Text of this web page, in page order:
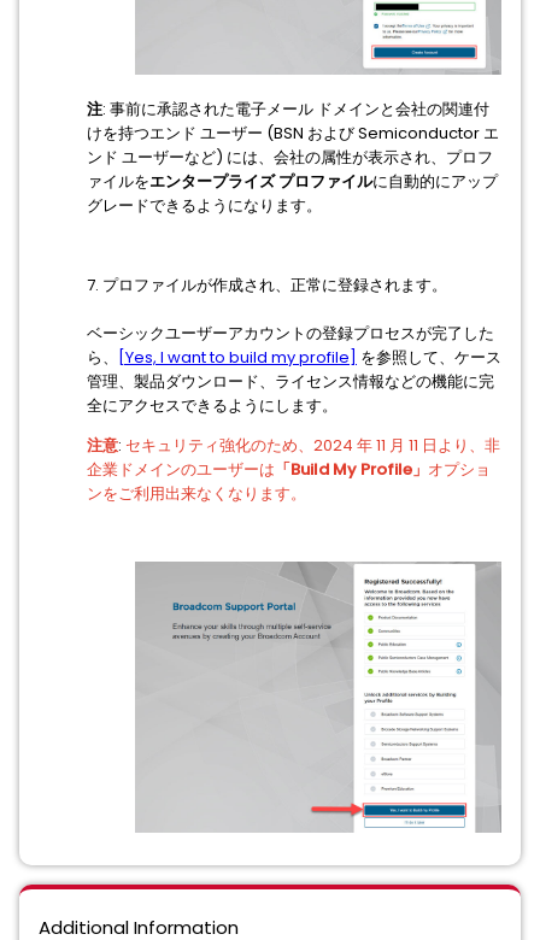
注: 事前に承認された電子メール ドメインと会社の関連付
けを持つエンド ユーザー (BSN および Semiconductor エ
ンド ユーザーなど) には、会社の属性が表示され、プロフ
ァイルをエンタープライズ プロファイルに自動的にアップ
グレードできるようになります。
7. プロファイルが作成され、正常に登録されます。
ベーシックユーザーアカウントの登録プロセスが完了した
ら、
[Yes, I want to build my profile] を参照して、ケース
管理、製品ダウンロード、ライセンス情報などの機能に完
全にアクセスできるようにします。
注意: セキュリティ強化のため、2024 年 11 月 11 日より、非
企業ドメインのユーザーは 「Build My Profile」 オプショ
ンをご利用出来なくなります。
Additional Information